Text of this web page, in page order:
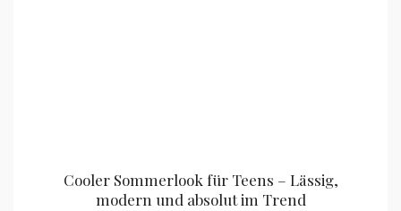
Cooler Sommerlook für Teens – Lässig,
modern und absolut im Trend